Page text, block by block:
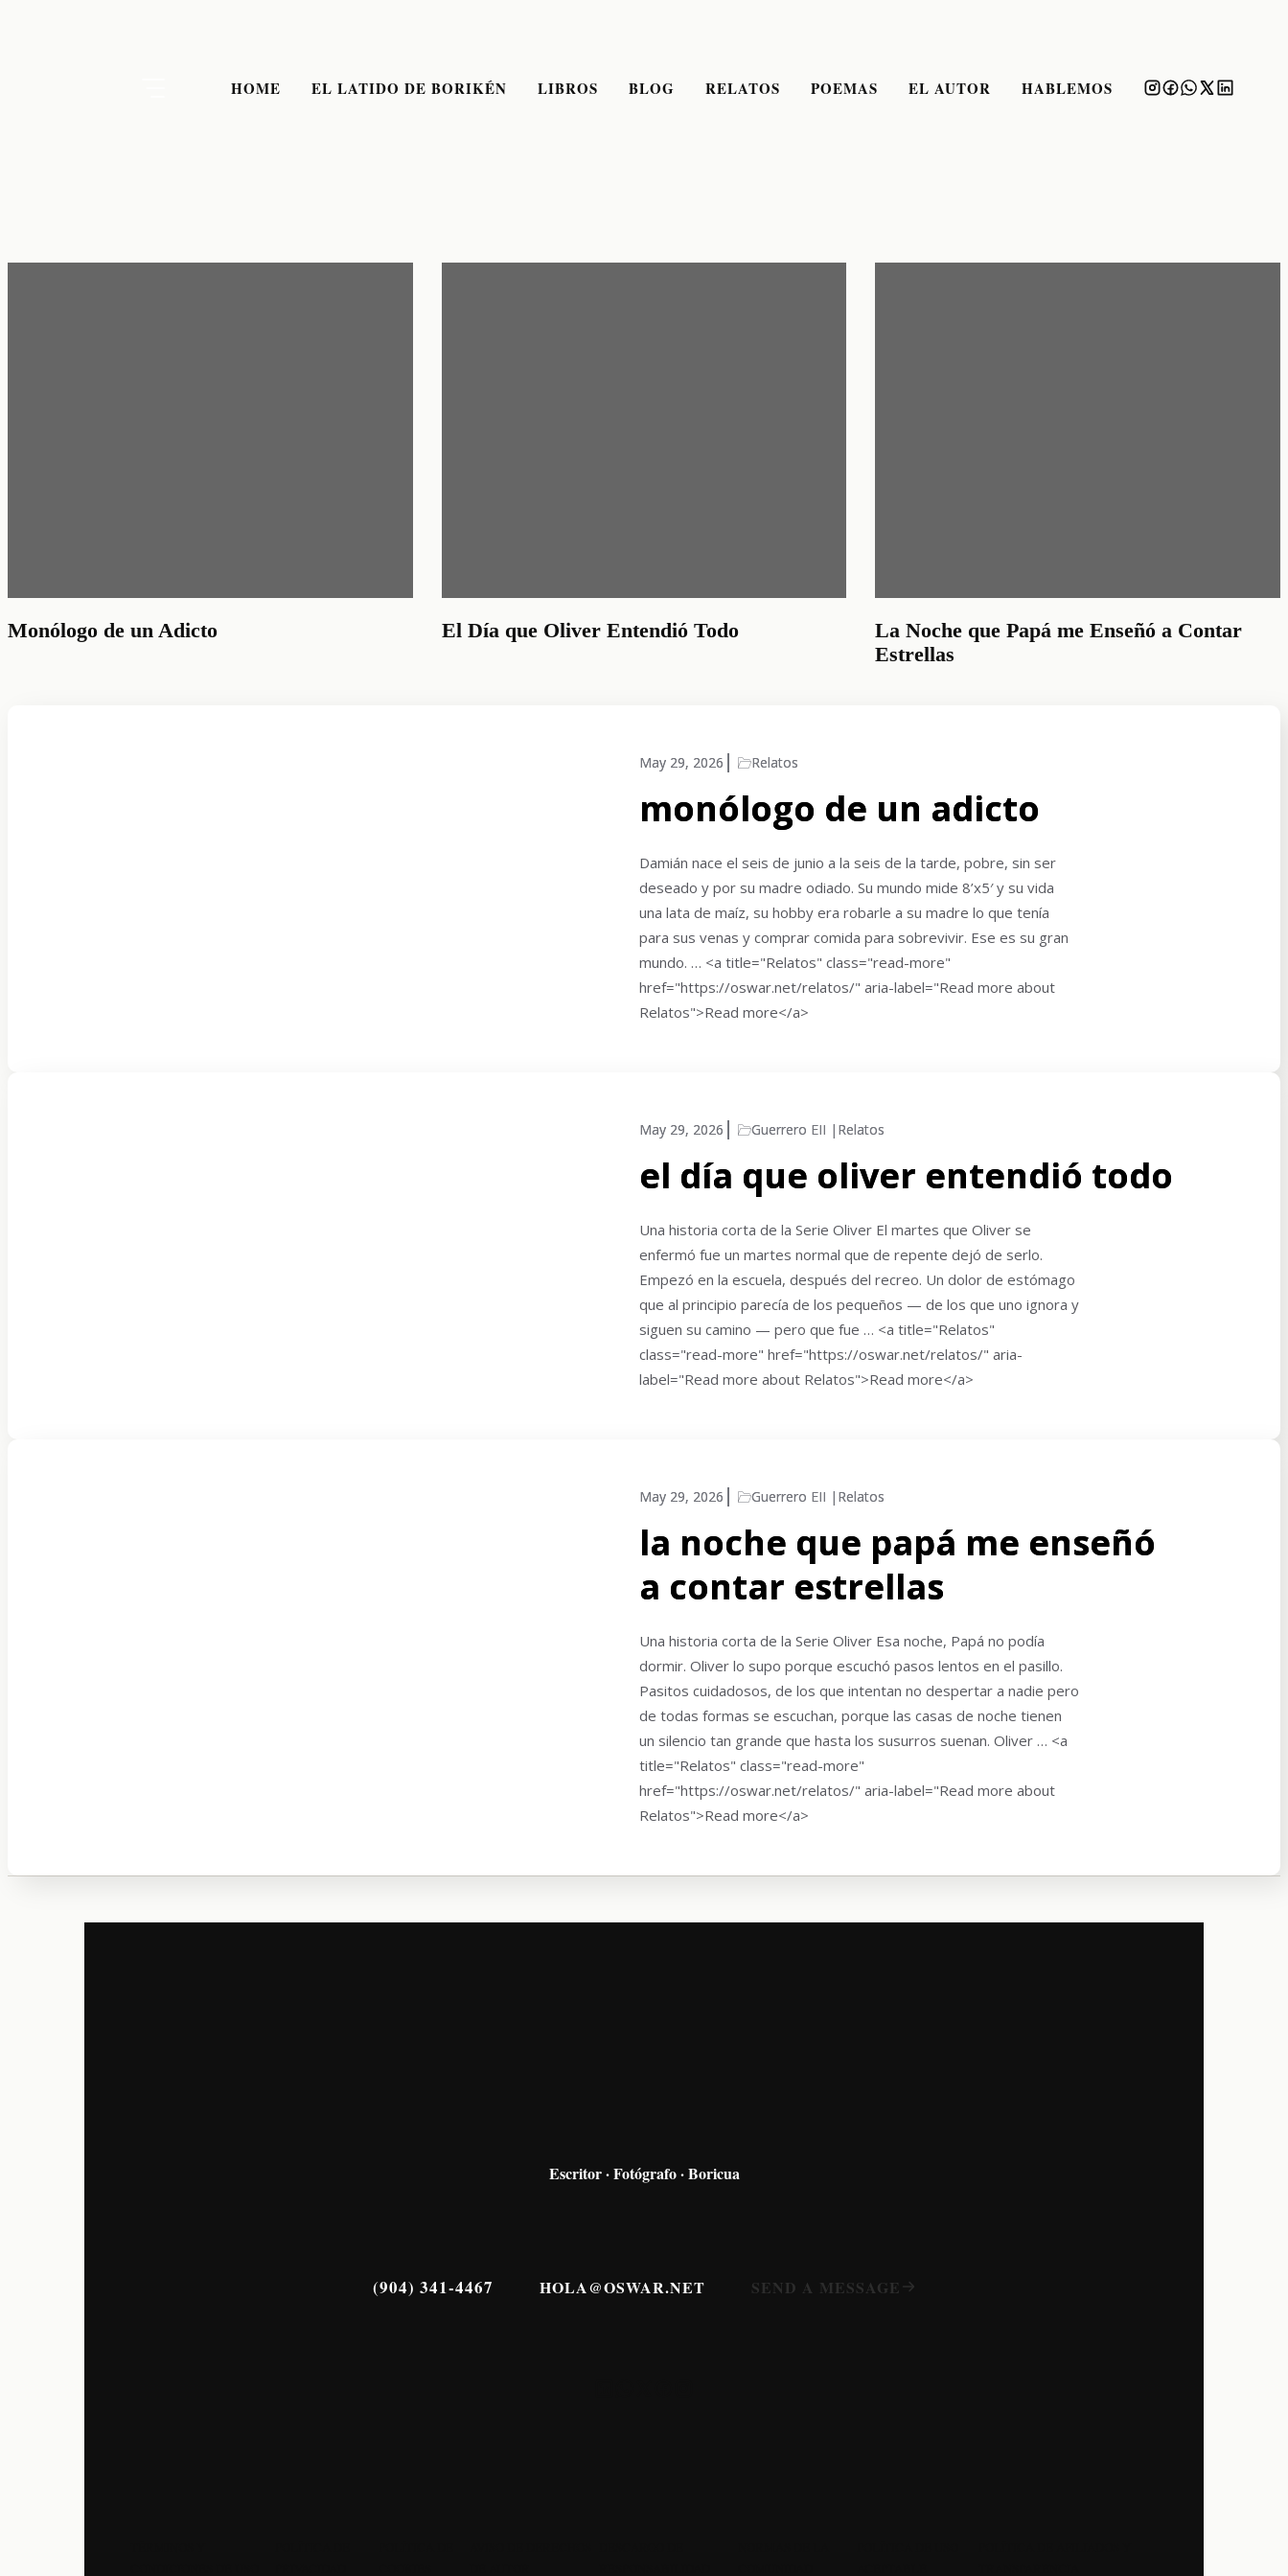
HOME EL LATIDO DE BORIKÉN LIBROS BLOG RELATOS POEMAS EL AUTOR HABLEMOS
Monólogo de un Adicto El Día que Oliver Entendió Todo
La Noche que Papá me Enseñó a Contar
Estrellas
May 29, 2026 Relatos
monólogo de un adicto
Damián nace el seis de junio a la seis de la tarde, pobre, sin ser
deseado y por su madre odiado. Su mundo mide 8’x5′ y su vida
una lata de maíz, su hobby era robarle a su madre lo que tenía
para sus venas y comprar comida para sobrevivir. Ese es su gran
mundo. … <a title="Relatos" class="read-more"
href="https://oswar.net/relatos/" aria-label="Read more about
Relatos">Read more</a>
May 29, 2026 Guerrero EII Relatos
el día que oliver entendió todo
Una historia corta de la Serie Oliver El martes que Oliver se
enfermó fue un martes normal que de repente dejó de serlo.
Empezó en la escuela, después del recreo. Un dolor de estómago
que al principio parecía de los pequeños — de los que uno ignora y
siguen su camino — pero que fue … <a title="Relatos"
class="read-more" href="https://oswar.net/relatos/" aria-
label="Read more about Relatos">Read more</a>
May 29, 2026 Guerrero EII Relatos
la noche que papá me enseñó
a contar estrellas
Una historia corta de la Serie Oliver Esa noche, Papá no podía
dormir. Oliver lo supo porque escuchó pasos lentos en el pasillo.
Pasitos cuidadosos, de los que intentan no despertar a nadie pero
de todas formas se escuchan, porque las casas de noche tienen
un silencio tan grande que hasta los susurros suenan. Oliver … <a
title="Relatos" class="read-more"
href="https://oswar.net/relatos/" aria-label="Read more about
Relatos">Read more</a>
Escritor · Fotógrafo · Boricua
(904) 341-4467 HOLA@OSWAR.NET SEND A MESSAGE